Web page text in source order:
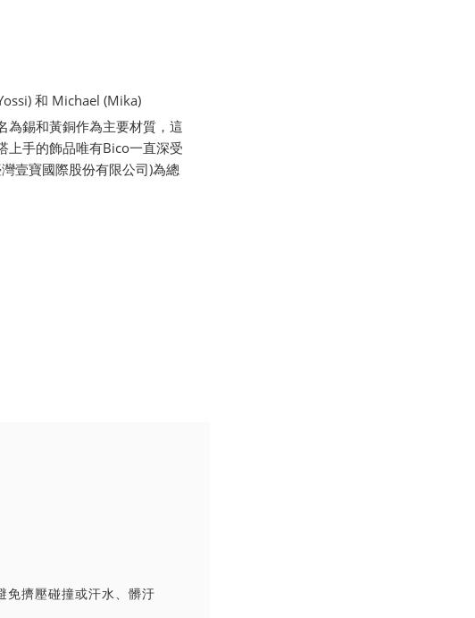
和 Michael (Mika)
為錫和黃銅作為主要材質，這
上手的飾品唯有Bico一直深受
壹寶國際股份有限公司)為總
免擠壓碰撞或汗水、髒汙